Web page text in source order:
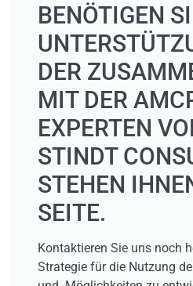
BENÖTIGEN
DER
MIT DER
EXPERTEN
STINDT
STEHEN
SEITE.
Kontaktieren Sie uns noch
Strategie für die Nutzung